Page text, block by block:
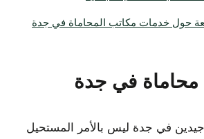
حول خدمات مكاتب المحاماة في جدة
محاماة في جدة
جيدين في جدة ليس بالأمر المستحيل